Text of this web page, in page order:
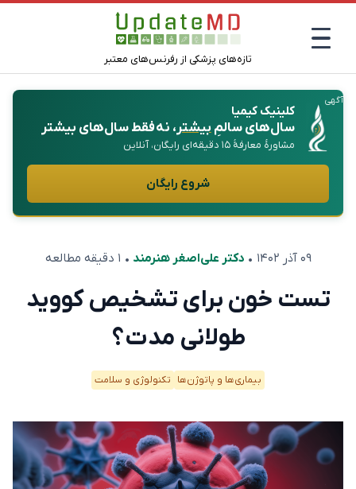
تازه‌های پزشکی از رفرنس‌های معتبر
آگهی
کلینیک کیمیا
سال‌های سالمِبیشتر، نه فقط سال‌های بیشتر
مشاورهٔ معارفهٔ ۱۵ دقیقه‌ای رایگان، آنلاین
شروع رایگان
۰۹ آذر ۱۴۰۲ •دکتر علی‌اصغر هنرمند • ۱ دقیقه مطالعه
تست خون برای تشخیص کووید
طولانی مدت؟
بیماری‌ها و پاتوژن‌ها تکنولوژی و سلامت